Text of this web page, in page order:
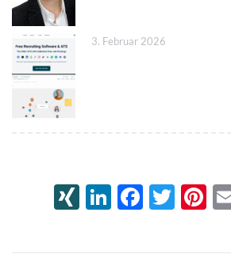
3. Februar 2026
XINGLinkedIn